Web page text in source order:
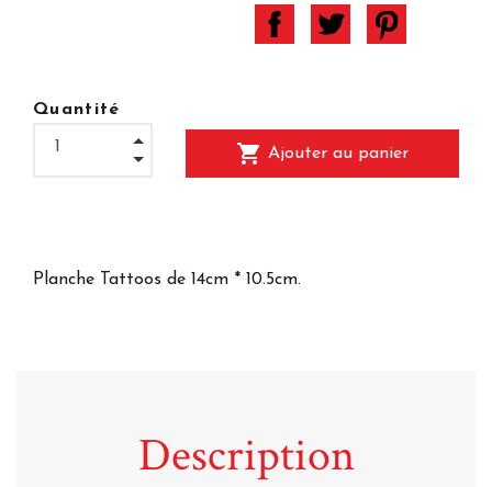
Quantité
shopping_cart Ajouter au panier
Planche Tattoos de 14cm * 10.5cm.
Description